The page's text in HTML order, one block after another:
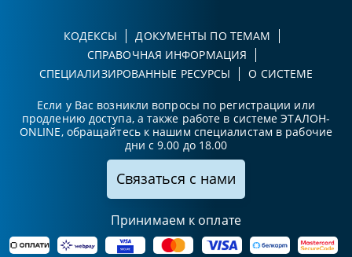
КОДЕКСЫ
ДОКУМЕНТЫ ПО ТЕМАМ
СПРАВОЧНАЯ ИНФОРМАЦИЯ
СПЕЦИАЛИЗИРОВАННЫЕ РЕСУРСЫ
О СИСТЕМЕ
Если у Вас возникли вопросы по регистрации или
продлению доступа, а также работе в системе ЭТАЛОН-
ONLINE, обращайтесь к нашим специалистам в рабочие
дни с 9.00 до 18.00
Связаться с нами
Принимаем к оплате